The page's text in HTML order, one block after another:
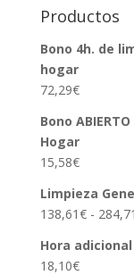
Productos
Bono 4h. de
hogar
72,29€
Bono
Hogar
15,58€
Limpieza
138,61€ - 284,71
Hora
18,10€